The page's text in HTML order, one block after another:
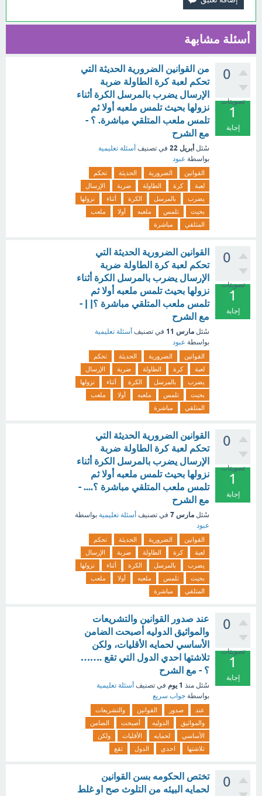
أسئلة مشابهة
0
تصويتات
1
إجابة
من القوانين الضرورية الحديثة التي
تحكم لعبة كرة الطاولة ضربة
الإرسال يضرب بالمرسل الكرة أثناء
نزولها بحيث تلمس ملعبه أولا ثم
تلمس ملعب المتلقي مباشرة. ؟ -
مع الشرح
سُئل أبريل 22 في تصنيف أسئلة تعليمية
بواسطة عبود
القوانين الضرورية الحديثة
تحكم
لعبة
كرة الطاولة ضربة
الإرسال
يضرب
بالمرسل الكرة أثناء
نزولها
بحيث
تلمس ملعبه أولا
ملعب
المتلقي
مباشرة
0
تصويتات
1
إجابة
القوانين الضرورية الحديثة التي
تحكم لعبة كرة الطاولة ضربة
الإرسال يضرب بالمرسل الكرة أثناء
نزولها بحيث تلمس ملعبه أولا ثم
تلمس ملعب المتلقي مباشرة ؟| | -
مع الشرح
سُئل مارس 11 في تصنيف أسئلة تعليمية
بواسطة عبود
القوانين الضرورية الحديثة
تحكم
لعبة
كرة الطاولة ضربة
الإرسال
يضرب
بالمرسل الكرة أثناء
نزولها
بحيث
تلمس ملعبه أولا
ملعب
المتلقي
مباشرة
0
تصويتات
1
إجابة
القوانين الضرورية الحديثة التي
تحكم لعبة كرة الطاولة ضربة
الإرسال يضرب بالمرسل الكرة أثناء
نزولها بحيث تلمس ملعبه أولا ثم
تلمس ملعب المتلقي مباشرة ؟.... -
مع الشرح
سُئل مارس 7 في تصنيف أسئلة تعليمية بواسطة
عبود
القوانين الضرورية الحديثة
تحكم
لعبة
كرة الطاولة ضربة
الإرسال
يضرب
بالمرسل الكرة أثناء
نزولها
بحيث
تلمس ملعبه أولا
ملعب
المتلقي
مباشرة
0
تصويتات
1
إجابة
عند صدور القوانين والتشريعات
والمواثيق الدوليه أصبحت الضامن
الأساسي لحمايه الأقليات، ولكن
تلاشتها احدي الدول التي تقع .……
؟ - مع الشرح
سُئل منذ 1 يوم في تصنيف أسئلة تعليمية
بواسطة جواب سريع
عند صدور القوانين
والتشريعات
والمواثيق
الدوليه أصبحت
الضامن
الأساسي
لحمايه الأقليات
ولكن
تلاشتها
احدي الدول تقع
0
تختص الحكومه بسن القوانين
لحمايه البيئه من التلوث صح او غلط